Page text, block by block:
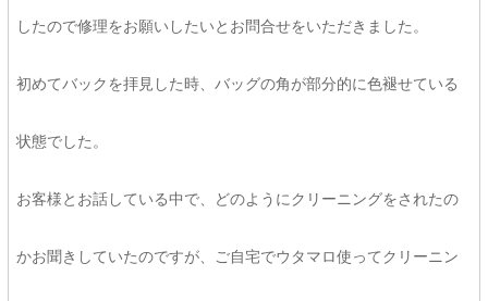
したので修理をお願いしたいとお問合せをいただきました。
初めてバックを拝見した時、バッグの角が部分的に色褪せている
状態でした。
お客様とお話している中で、どのようにクリーニングをされたの
かお聞きしていたのですが、ご自宅でウタマロ使ってクリーニン